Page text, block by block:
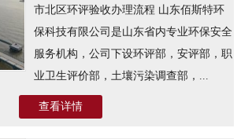
排污许可
竣工环保验收
环保应急预案
联系我们
市北区环评验收办理流程 山东佰斯特环
保科技有限公司是山东省内专业环保安全
服务机构，公司下设环评部，安评部，职
业卫生评价部，土壤污染调查部，...
查看详情